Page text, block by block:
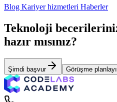
Blog Kariyer hizmetleri Haberler
Teknoloji
hazır mısınız?
Şimdi başvur Görüşme